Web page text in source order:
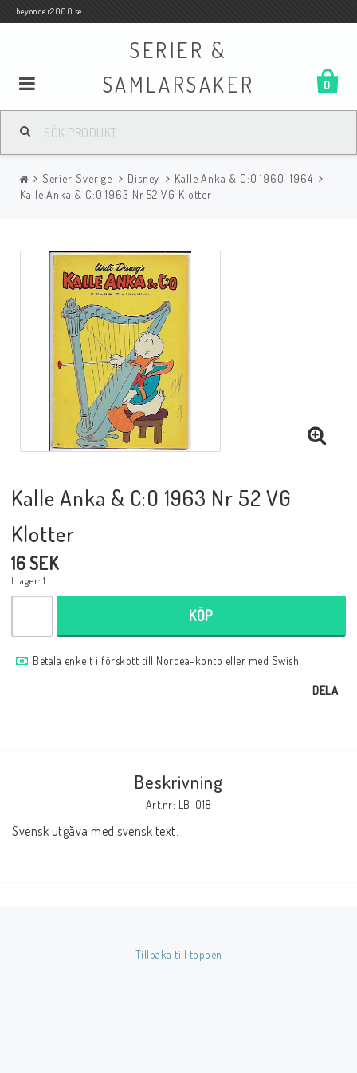
beyonder2000.se
SERIER &
SAMLARSAKER
0
Samlar- och Spelkort
Serier
Böcker
Mynt och Sedlar
Samlartillbehör
Serier Sverige
Serier USA
Inkl. Moms
Serier Sverige Disney
Kalle Anka & C:O 1960-1964
Kalle Anka & C:O 1963 Nr 52 VG Klotter
Kalle Anka & C:O 1963 Nr 52 VG
Klotter
16 SEK
I lager: 1
KÖP
Betala enkelt i förskott till Nordea-konto eller med Swish
DELA
Beskrivning
Art.nr: LB-018
Svensk utgåva med svensk text.
Tillbaka till toppen